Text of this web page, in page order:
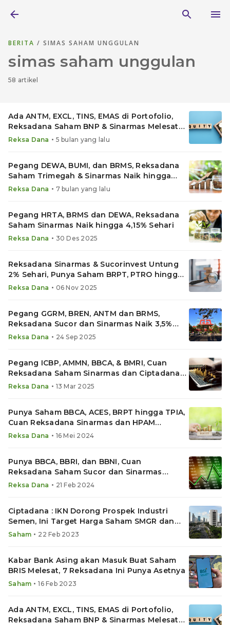
BERITA / SIMAS SAHAM UNGGULAN
simas saham unggulan
58 artikel
Ada ANTM, EXCL, TINS, EMAS di Portofolio,
Reksadana Saham BNP & Sinarmas Melesat
hingga 2% Sehari
Reksa Dana • 5 bulan yang lalu
Pegang DEWA, BUMI, dan BRMS, Reksadana
Saham Trimegah & Sinarmas Naik hingga
3,57% Sehari
Reksa Dana • 7 bulan yang lalu
Pegang HRTA, BRMS dan DEWA, Reksadana
Saham Sinarmas Naik hingga 4,15% Sehari
Reksa Dana • 30 Des 2025
Reksadana Sinarmas & Sucorinvest Untung
2% Sehari, Punya Saham BRPT, PTRO hingga
BRMS
Reksa Dana • 06 Nov 2025
Pegang GGRM, BREN, ANTM dan BRMS,
Reksadana Sucor dan Sinarmas Naik 3,5%
Sehari
Reksa Dana • 24 Sep 2025
Pegang ICBP, AMMN, BBCA, & BMRI, Cuan
Reksadana Saham Sinarmas dan Ciptadana
Melesat
Reksa Dana • 13 Mar 2025
Punya Saham BBCA, ACES, BRPT hingga TPIA,
Cuan Reksadana Sinarmas dan HPAM
Melesat
Reksa Dana • 16 Mei 2024
Punya BBCA, BBRI, dan BBNI, Cuan
Reksadana Saham Sucor dan Sinarmas
Melesat Saat IHSG Naik
Reksa Dana • 21 Feb 2024
Ciptadana : IKN Dorong Prospek Industri
Semen, Ini Target Harga Saham SMGR dan
INTP
Saham • 22 Feb 2023
Kabar Bank Asing akan Masuk Buat Saham
BRIS Melesat, 7 Reksadana Ini Punya Asetnya
Saham • 16 Feb 2023
Ada ANTM, EXCL, TINS, EMAS di Portofolio,
Reksadana Saham BNP & Sinarmas Melesat